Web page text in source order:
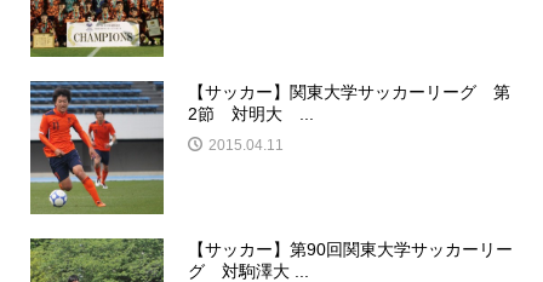
【サッカー】関東大学サッカーリーグ 第
2節 対明大 ...
2015.04.11
【サッカー】第90回関東大学サッカーリー
グ 対駒澤大 ...